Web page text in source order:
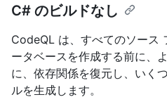
C# のビルドなし
CodeQL は、すべてのソース
ータベースを作成する前に、
に、依存関係を復元し、いく
ルを生成します。